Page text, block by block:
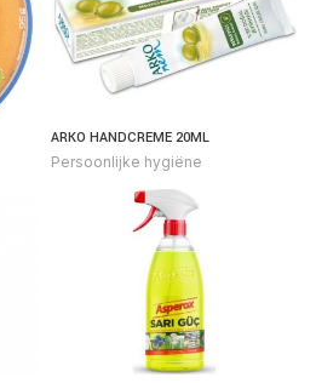
ARKO HANDCREME 20ML
Persoonlijke hygiëne